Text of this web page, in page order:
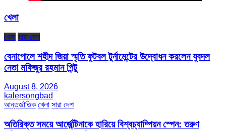
খেলা
খেলা সারা দেশ
বেনাপোলে শহীদ জিয়া স্মৃতি ফুটবল টুর্নামেন্টের উদ্বোধন করলেন যুবদল
নেতা মফিজুর রহমান পিন্টু
August 8, 2026
kalersongbad
আন্তর্জাতিক খেলা সারা দেশ
অতিরিক্ত সময়ে আর্জেন্টিনাকে হারিয়ে বিশ্বচ্যাম্পিয়ন স্পেন: তরুণ